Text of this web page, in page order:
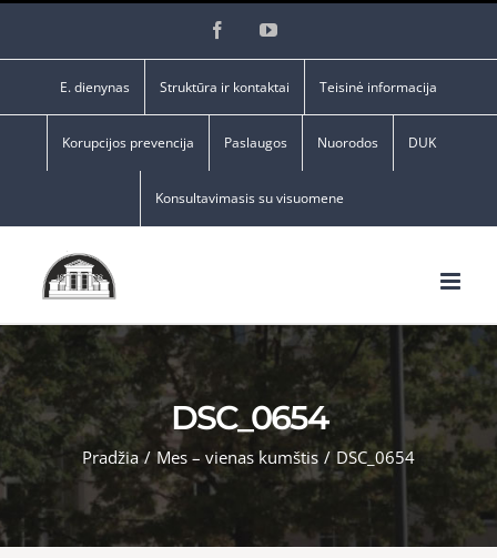
FacebookYouTube
E. dienynas Struktūra ir kontaktai Teisinė informacija
Korupcijos prevencija Paslaugos Nuorodos DUK
Konsultavimasis su visuomene
DSC_0654
Pradžia / Mes – vienas kumštis / DSC_0654